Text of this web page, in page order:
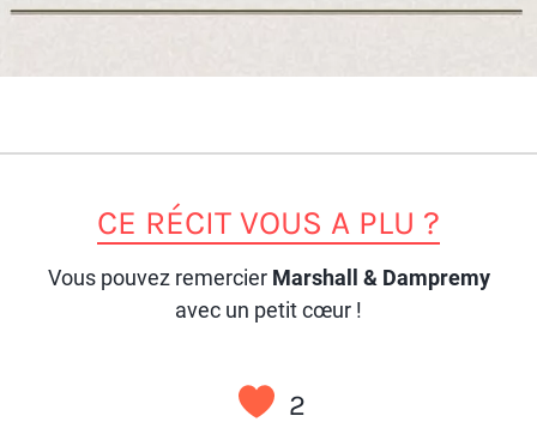
CE RÉCIT VOUS A PLU ?
Vous pouvez remercier Marshall & Dampremy
avec un petit cœur !
2